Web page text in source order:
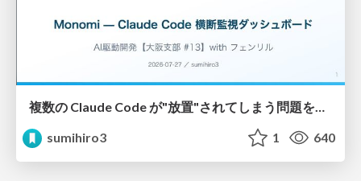
複数の Claude Code が"放置"されてしまう問題をCLI ダッシュボードを自作して解決した話
sumihiro3
1 640